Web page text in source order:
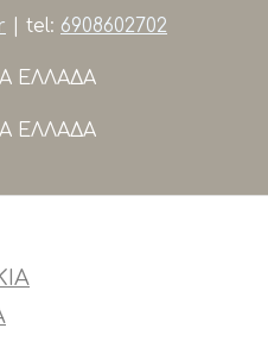
| tel: 6908602702
ΕΛΛΑΔΑ
ΕΛΛΑΔΑ